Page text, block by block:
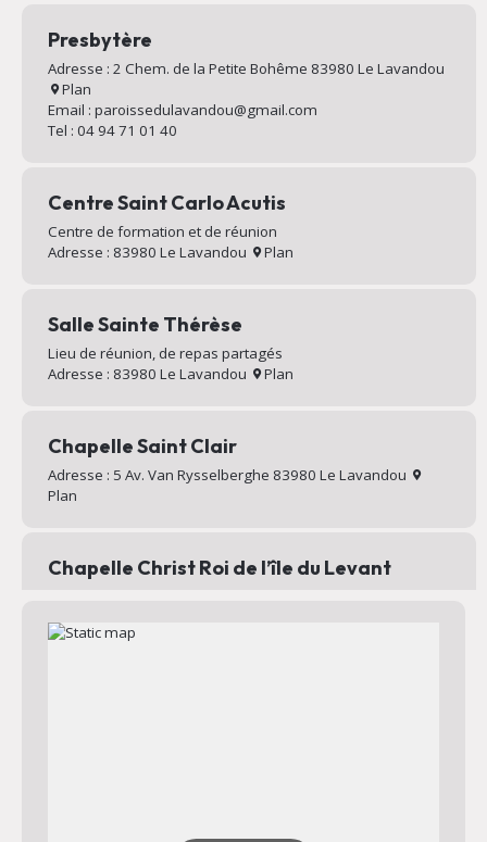
Presbytère
Adresse : 2 Chem. de la Petite Bohême 83980 Le Lavandou
Plan
Email : paroissedulavandou@gmail.com
Tel : 04 94 71 01 40
Centre Saint Carlo Acutis
Centre de formation et de réunion
Adresse : 83980 Le Lavandou
Plan
Salle Sainte Thérèse
Lieu de réunion, de repas partagés
Adresse : 83980 Le Lavandou
Plan
Chapelle Saint Clair
Adresse : 5 Av. Van Rysselberghe 83980 Le Lavandou
Plan
Chapelle Christ Roi de l’île du Levant